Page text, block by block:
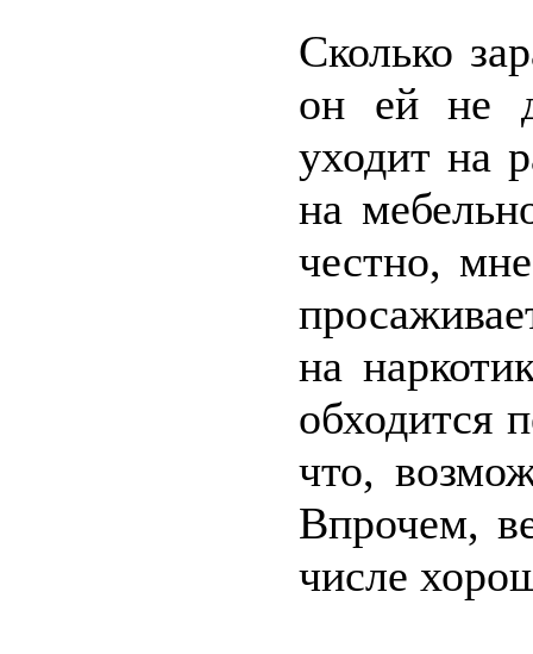
Сколько
он ей не
уходит на
на
честно,
на
обходится
что,
Впрочем,
числе